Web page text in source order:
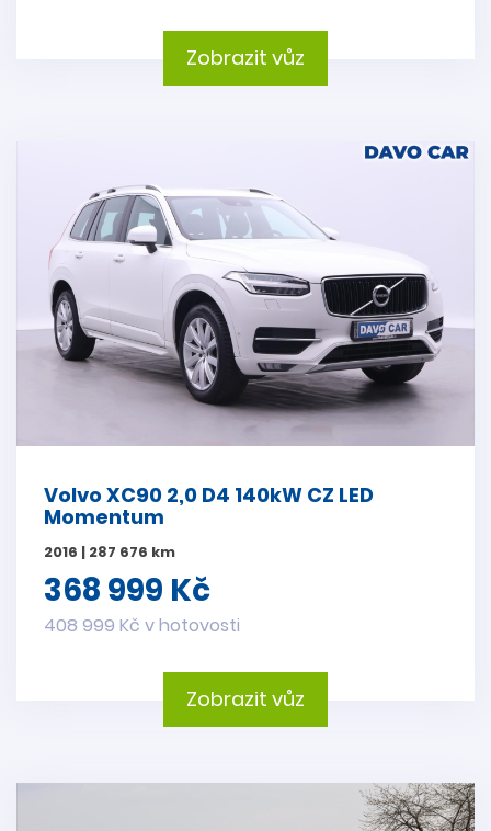
Zobrazit vůz
Volvo XC90 2,0 D4 140kW CZ LED
Momentum
2016 | 287 676 km
368 999 Kč
408 999 Kč v hotovosti
Zobrazit vůz